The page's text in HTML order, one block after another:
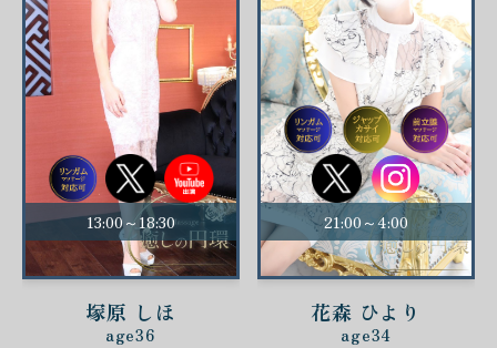
13:00～18:30
塚原 しほ
age36
21:00～4:00
花森 ひより
age34